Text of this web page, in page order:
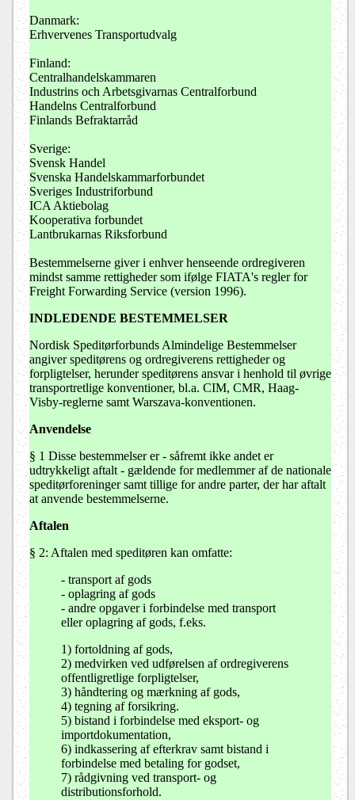
Danmark:
Erhvervenes Transportudvalg
Finland:
Centralhandelskammaren
Industrins och Arbetsgivarnas Centralforbund
Handelns Centralforbund
Finlands Befraktarråd
Sverige:
Svensk Handel
Svenska Handelskammarforbundet
Sveriges Industriforbund
ICA Aktiebolag
Kooperativa forbundet
Lantbrukarnas Riksforbund
Bestemmelserne giver i enhver henseende ordregiveren
mindst samme rettigheder som ifølge FIATA's regler for
Freight Forwarding Service (version 1996).
INDLEDENDE BESTEMMELSER
Nordisk Speditørforbunds Almindelige Bestemmelser
angiver speditørens og ordregiverens rettigheder og
forpligtelser, herunder speditørens ansvar i henhold til øvrige
transportretlige konventioner, bl.a. CIM, CMR, Haag-
Visby-reglerne samt Warszava-konventionen.
Anvendelse
§ 1 Disse bestemmelser er - såfremt ikke andet er
udtrykkeligt aftalt - gældende for medlemmer af de nationale
speditørforeninger samt tillige for andre parter, der har aftalt
at anvende bestemmelserne.
Aftalen
§ 2: Aftalen med speditøren kan omfatte:
- transport af gods
- oplagring af gods
- andre opgaver i forbindelse med transport
eller oplagring af gods, f.eks.
1) fortoldning af gods,
2) medvirken ved udførelsen af ordregiverens
offentligretlige forpligtelser,
3) håndtering og mærkning af gods,
4) tegning af forsikring.
5) bistand i forbindelse med eksport- og
importdokumentation,
6) indkassering af efterkrav samt bistand i
forbindelse med betaling for godset,
7) rådgivning ved transport- og
distributionsforhold.